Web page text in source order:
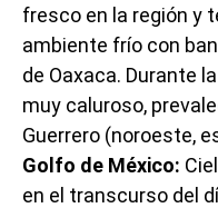
fresco en la región y
ambiente frío con
de Oaxaca. Durante
muy caluroso,
Guerrero (noroeste,
Golfo de México:
en el transcurso del